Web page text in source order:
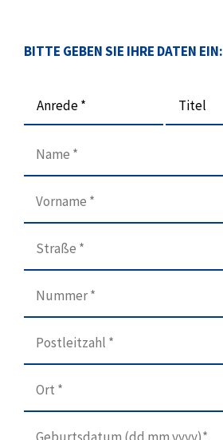
BITTE GEBEN SIE IHRE DATEN EIN:
Anrede * Titel